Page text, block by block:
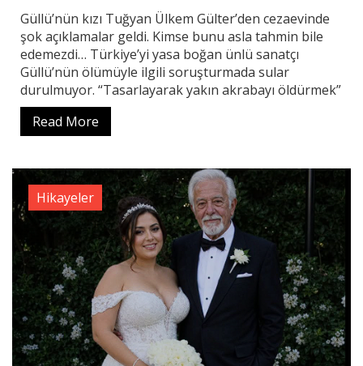
Güllü’nün kızı Tuğyan Ülkem Gülter’den cezaevinde
şok açıklamalar geldi. Kimse bunu asla tahmin bile
edemezdi… Türkiye’yi yasa boğan ünlü sanatçı
Güllü’nün ölümüyle ilgili soruşturmada sular
durulmuyor. “Tasarlayarak yakın akrabayı öldürmek”
Read More
Hikayeler